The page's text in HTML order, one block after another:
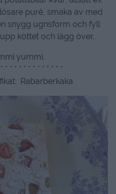
puré, smaka av med
snygg ugnsform och fyll
köttet och lägg över.
yummi.
* * * * * * * * * * * * *
Rabarberkaka